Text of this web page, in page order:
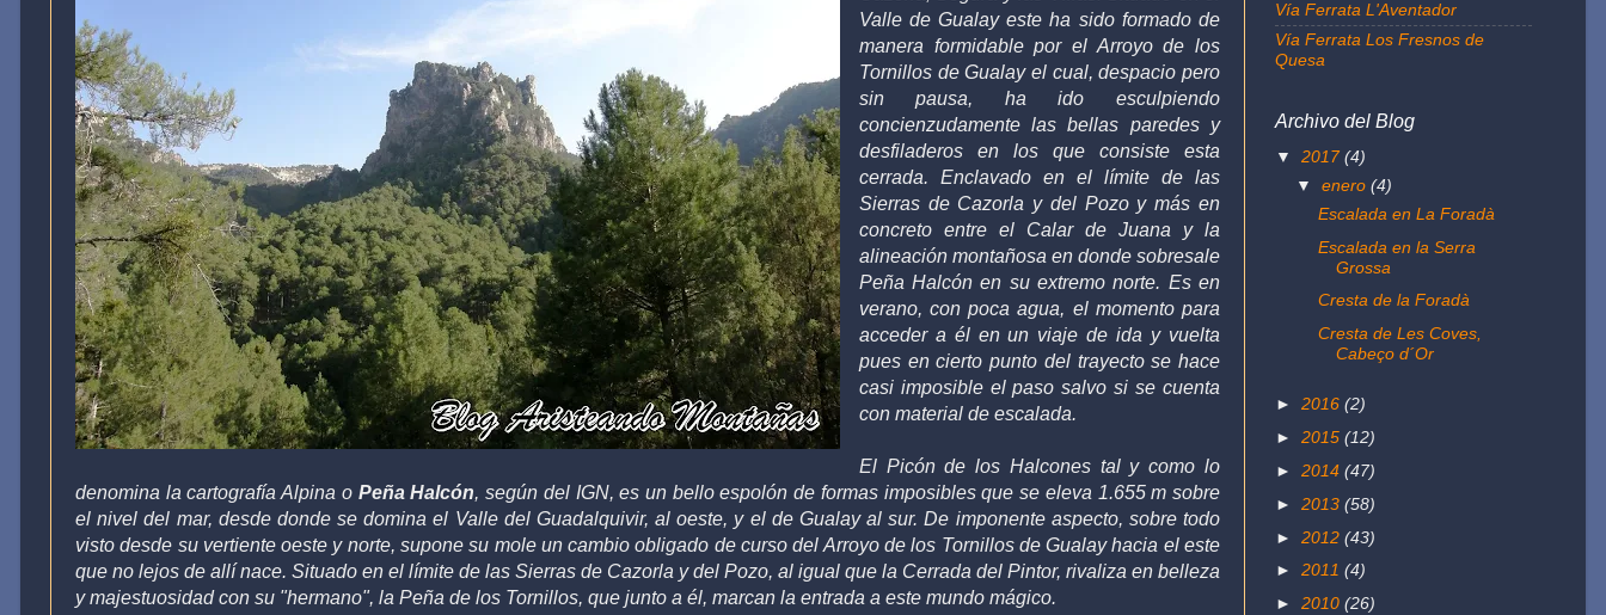
Valle de Gualay este ha sido formado de
manera formidable por el Arroyo de los
Tornillos de Gualay el cual, despacio pero
sin pausa, ha ido esculpiendo
concienzudamente las bellas paredes y
desfiladeros en los que consiste esta
cerrada. Enclavado en el límite de las
Sierras de Cazorla y del Pozo y más en
concreto entre el Calar de Juana y la
alineación montañosa en donde sobresale
Peña Halcón en su extremo norte. Esen
verano,con poca agua, el momento para
acceder a él en un viaje de ida y vuelta
pues en cierto punto del trayecto se hace
casi imposible el paso salvo si se cuenta
con material de escalada.
El Picón de los Halcones tal y como lo
denomina la cartografía Alpina o Peña Halcón, según del IGN, es un bello espolón de formas imposibles que se eleva 1.655 m sobre
el nivel del mar, desde donde se domina el Valle del Guadalquivir, al oeste, y el de Gualay al sur. De imponente aspecto, sobre todo
visto desde su vertiente oeste y norte, supone su mole un cambio obligado de curso del Arroyo de los Tornillos de Gualay hacia el este
que no lejos de allí nace. Situado en el límite de las Sierras de Cazorla y del Pozo, al igual que la Cerrada del Pintor, rivaliza en belleza
y majestuosidad con su "hermano", la Peña de los Tornillos, que junto a él, marcan la entrada a este mundo mágico.
Vía Ferrata L'Aventador
Vía Ferrata Los Fresnos de
Quesa
Archivo del Blog
▼ 2017(4)
▼enero(4)
Escalada en La Foradà
Escalada en la Serra
Grossa
Cresta de la Foradà
Cresta de Les Coves,
Cabeço d´Or
► 2016 (2)
► 2015 (12)
► 2014 (47)
► 2013 (58)
► 2012 (43)
► 2011 (4)
► 2010 (26)